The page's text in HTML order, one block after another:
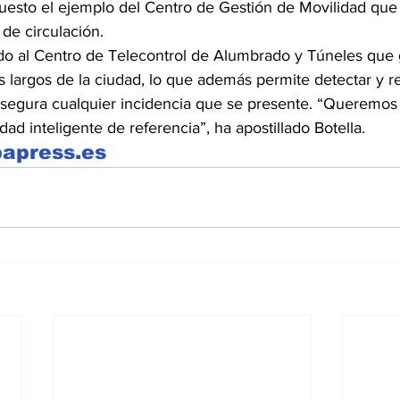
el ejemplo del Centro de Gestión de Movilidad
circulación.
al Centro de Telecontrol de Alumbrado y Túneles que
largos de la ciudad, lo que además permite detectar y
cualquier incidencia que se presente.
inteligente de referencia”, ha apostillado Botella.